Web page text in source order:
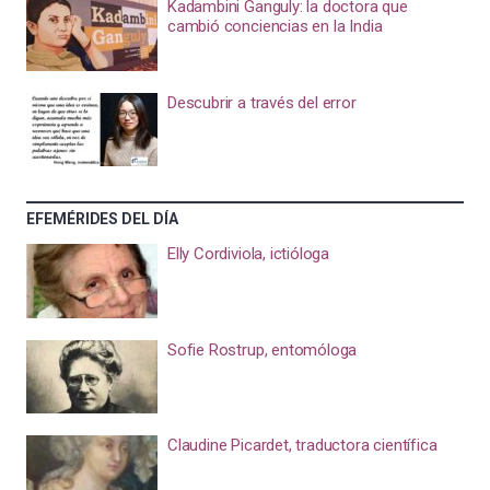
Kadambini Ganguly: la doctora que
cambió conciencias en la India
Descubrir a través del error
EFEMÉRIDES DEL DÍA
Elly Cordiviola, ictióloga
Sofie Rostrup, entomóloga
Claudine Picardet, traductora científica